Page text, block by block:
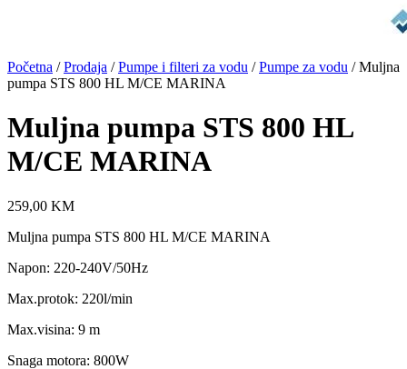
Početna /Prodaja /Pumpe i filteri za vodu /Pumpe za vodu / Muljna
pumpa STS 800 HL M/CE MARINA
Muljna pumpa STS 800 HL
M/CE MARINA
259,00 KM
Muljna pumpa STS 800 HL M/CE MARINA
Napon: 220-240V/50Hz
Max.protok: 220l/min
Max.visina: 9 m
Snaga motora: 800W